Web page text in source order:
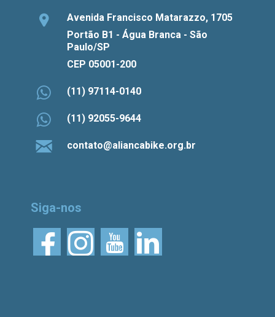
Avenida Francisco Matarazzo, 1705
Portão B1 - Água Branca - São
Paulo/SP
CEP 05001-200
(11) 97114-0140
(11) 92055-9644
contato@aliancabike.org.br
Siga-nos